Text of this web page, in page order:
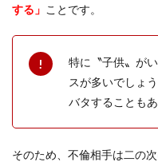
する」 ことです。
特に〝子供〟が
スが多いでしょ
バタすることもあ
そのため、不倫相手は二の